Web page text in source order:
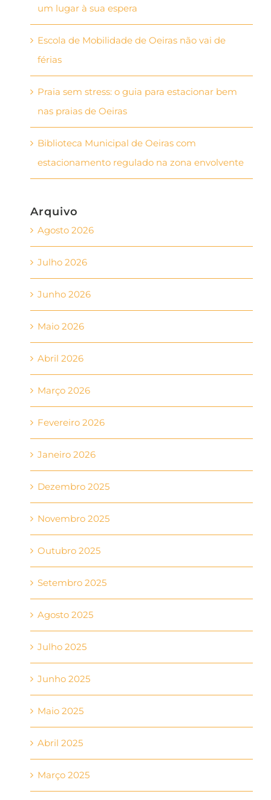
um lugar à sua espera
Escola de Mobilidade de Oeiras não vai de
férias
Praia sem stress: o guia para estacionar bem
nas praias de Oeiras
Biblioteca Municipal de Oeiras com
estacionamento regulado na zona envolvente
Arquivo
Agosto 2026
Julho 2026
Junho 2026
Maio 2026
Abril 2026
Março 2026
Fevereiro 2026
Janeiro 2026
Dezembro 2025
Novembro 2025
Outubro 2025
Setembro 2025
Agosto 2025
Julho 2025
Junho 2025
Maio 2025
Abril 2025
Março 2025